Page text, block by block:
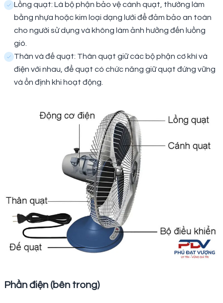
Lồng quạt: Là bộ phận bảo vệ cánh quạt, thường làm
bằng nhựa hoặc kim loại dạng lưới để đảm bảo an toàn
cho người sử dụng và không làm ảnh hưởng đến luồng
gió.
Thân và đế quạt: Thân quạt giữ các bộ phận cơ khí và
điện với nhau, để quạt có chức năng giữ quạt đứng vững
và ổn định khi hoạt động.
Phần điện (bên trong)